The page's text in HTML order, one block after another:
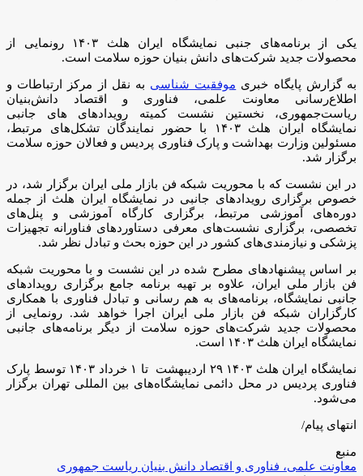
یکی از برنامه‌های جنبی نمایشگاه ایران هلث ۱۴۰۳ رونمایی از
محصولات جدید شرکت‌های دانش بنیان حوزه سلامت است.
به گزارش پایگاه خبری موفقیت شناسی به نقل از مرکز ارتباطات و
اطلاع‌رسانی معاونت علمی، فناوری و اقتصاد دانش‌بنیان
ریاست‌جمهوری، نخستین نشست کمیته رویداد‌های های جانبی
نمایشگاه ایران هلث ۱۴۰۳ با حضور نمایندگان تشکل‌های مرتبط،
مسئولین وزارت بهداشت و پارک فناوری پردیس و فعالان حوزه سلامت
برگزار شد.
در این نشست که با محوریت شبکه فن بازار ملی ایران برگزار شد، در
خصوص برگزاری رویداد‌های جانبی در نمایشگاه ایران هلث از جمله
دوره‌های آموزشی مرتبط، برگزاری کارگاه آموزشی و پنل‌های
تخصصی، برگزاری نشست‌های معرفی دستاورد‌های فناورانه تجهیزات
پزشکی و نیازمندی‌های کشور در این حوزه بحث و تبادل نظر شد.
بر اساس پیشنهاد‌های مطرح شده در این نشست و با محوریت شبکه
فن بازار ملی ایران، علاوه بر تهیه برنامه جامع برگزاری رویداد‌های
جانبی نمایشگاه، برنامه‌های به هم رسانی و تبادل فناوری با همکاری
کارگزاران شبکه فن بازار ملی ایران اجرا خواهد شد. رونمایی از
محصولات جدید شرکت‌های حوزه سلامت از دیگر برنامه‌های جانبی
نمایشگاه ایران هلث ۱۴۰۳ است.
نمایشگاه ایران هلث ۱۴۰۳ ۲۹ اردیبهشت تا ۱ خرداد ۱۴۰۳ توسط پارک
فناوری پردیس در محل دائمی نمایشگاه‌های بین المللی تهران برگزار
می‌شود.
انتهای پیام/
منبع
معاونت علمی، فناوری و اقتصاد دانش بنیان ریاست جمهوری